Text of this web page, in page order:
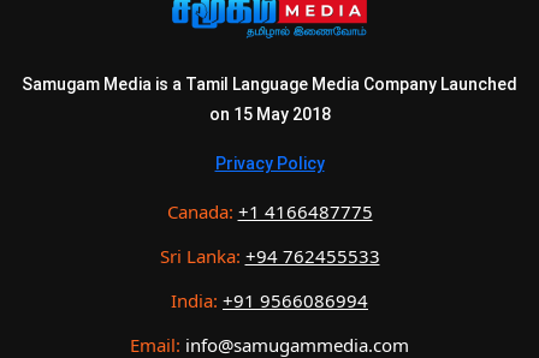
Samugam Media is a Tamil Language Media Company Launched
on 15 May 2018
Privacy Policy
Canada: +1 4166487775
Sri Lanka: +94 762455533
India: +91 9566086994
Email: info@samugammedia.com